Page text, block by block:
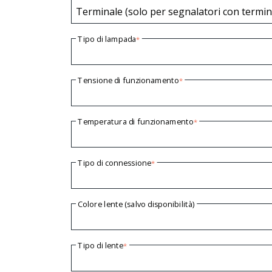
Terminale (solo per segnalatori con
Tipo di lampada*
Tensione di funzionamento*
Temperatura di funzionamento*
Tipo di connessione*
Colore lente (salvo disponibilità)
Tipo di lente*